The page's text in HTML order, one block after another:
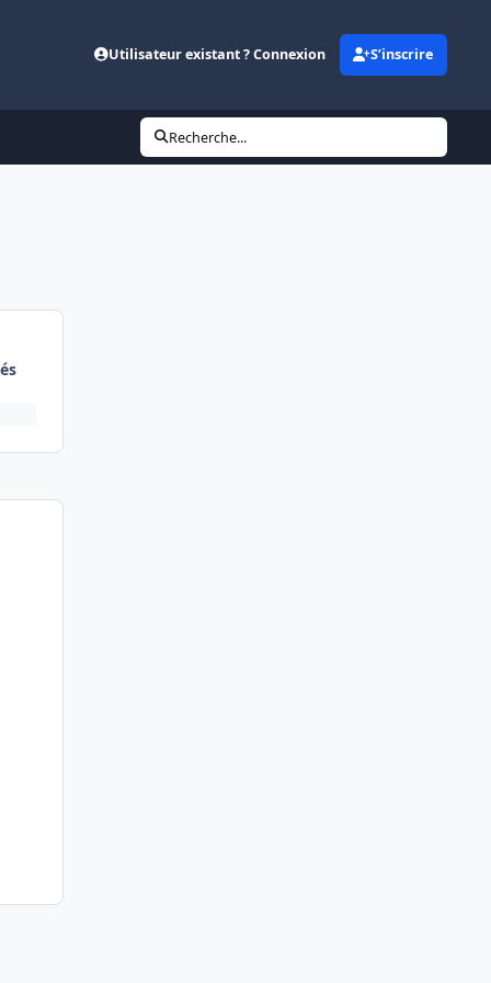
Utilisateur existant ? Connexion S’inscrire
Recherche...